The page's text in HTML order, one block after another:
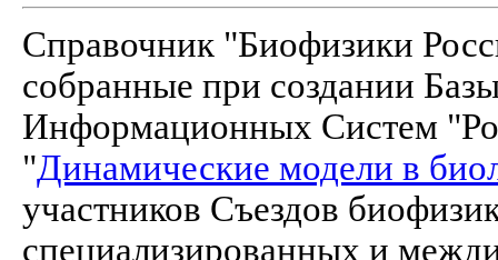
Справочник "Биофизики
собранные при создании
Информационных Систем
"Динамические модели в
участников Съездов
специализированных и